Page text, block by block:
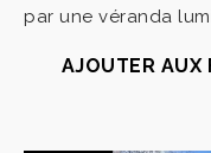
par une véranda
AJOUTER AUX